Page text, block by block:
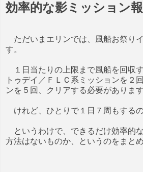
効率的な影ミッション
ただいまエリンでは、風船お祭り
す。
１日当たりの上限まで風船を回収す
トゥデイ／ＦＬＣ系ミッションを２
ンを５回、クリアする必要があります
けれど、ひとりで１日７周もする
というわけで、できるだけ効率的
方法はないものか、というのをまと